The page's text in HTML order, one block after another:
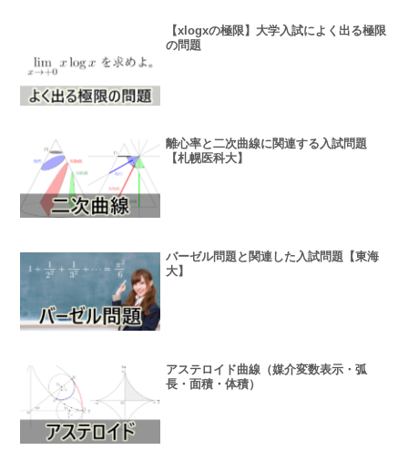
【xlogxの極限】大学入試によく出る極限
の問題
離心率と二次曲線に関連する入試問題
【札幌医科大】
バーゼル問題と関連した入試問題【東海
大】
アステロイド曲線（媒介変数表示・弧
長・面積・体積）